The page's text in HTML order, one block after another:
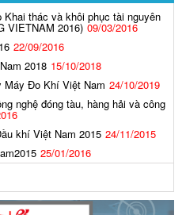
thác và khôi phục tài nguyên
VIETNAM 2016) 09/03/2016
22/09/2016
2018 15/10/2018
Máy Đo Khí Việt Nam 24/10/2019
nghệ đóng tàu, hàng hải và công
khí Việt Nam 2015 24/11/2015
25/01/2016